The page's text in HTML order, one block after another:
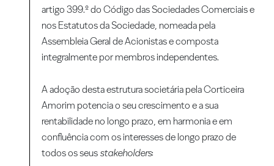
artigo 399.º do Código das Sociedades Comerciais e
nos Estatutos da Sociedade, nomeada pela
Assembleia Geral de Acionistas e composta
integralmente por membros independentes.
A adoção desta estrutura societária pela Corticeira
Amorim potencia o seu crescimento e a sua
rentabilidade no longo prazo, em harmonia e em
confluência com os interesses de longo prazo de
todos os seus stakeholders: